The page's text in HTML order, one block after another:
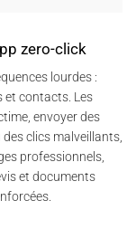
zero-click
lourdes :
et contacts. Les
envoyer des
clics malveillants,
professionnels,
et documents